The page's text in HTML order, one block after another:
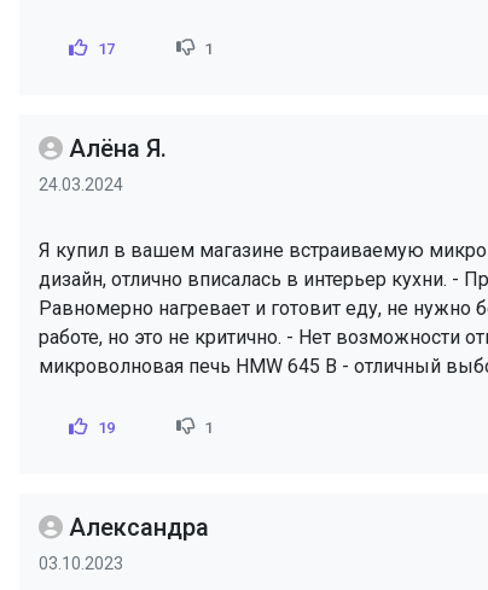
17 1
Алёна Я.
24.03.2024
Я купил в вашем магазине встраиваемую
дизайн, отлично вписалась в интерьер кухни. -
Равномерно нагревает и готовит еду, не нужно
работе, но это не критично. - Нет возможности
микроволновая печь HMW 645 B - отличный
19 1
Александра
03.10.2023